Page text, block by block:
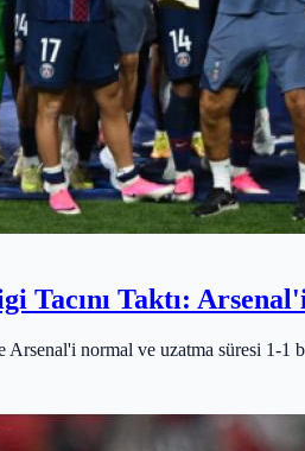
Tacını Taktı:
normal ve uzatma süresi 1-1